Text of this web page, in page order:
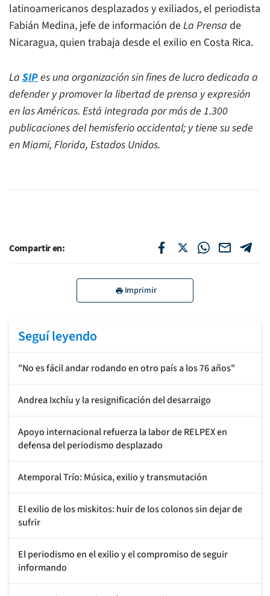
latinoamericanos desplazados y exiliados, el periodista
Fabián Medina, jefe de información deLa Prensa de
Nicaragua, quien trabaja desde el exilio en Costa Rica.
La SIPes una organización sin fines de lucro dedicada a
defender y promover la libertad de prensa y expresión
en las Américas. Está integrada por más de 1.300
publicaciones del hemisferio occidental; y tiene su sede
en Miami, Florida, Estados Unidos.
Compartir en:
Imprimir
Seguí leyendo
"No es fácil andar rodando en otro país a los 76 años"
Andrea Ixchíu y la resignificación del desarraigo
Apoyo internacional refuerza la labor de RELPEX en
defensa del periodismo desplazado
Atemporal Trío: Música, exilio y transmutación
El exilio de los miskitos: huir de los colonos sin dejar de
sufrir
El periodismo en el exilio y el compromiso de seguir
informando